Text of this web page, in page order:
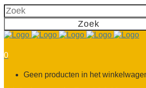
0
Geen producten in het